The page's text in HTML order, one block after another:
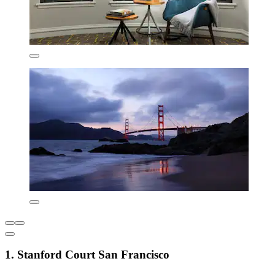
1. Stanford Court San Francisco